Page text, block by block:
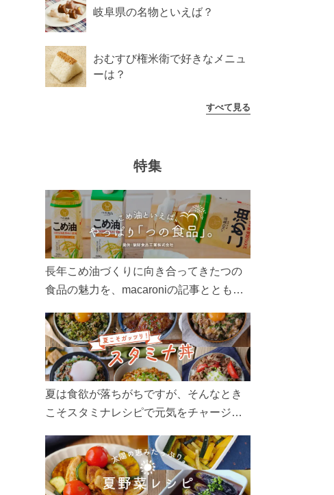
岐阜県の名物といえば？
おむすび権米衛で好きなメニュ
ーは？
すべて見る
特集
長年こめ油づくりに向き合ってきたつの
食品の魅力を、macaroniの記事とともに
ん、製造現場や品質へのこだわりまで。
こめ油をもっと好きになるコンテンツを
ぜひお楽しみください。
夏は食欲が落ちがちですが、そんなとき
こそスタミナレシピで元気をチャージ！
リ食べて、夏バテを吹き飛ばしましょ
う！